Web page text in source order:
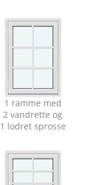
1 ramme med
2 vandrette og
1 lodret sprosse